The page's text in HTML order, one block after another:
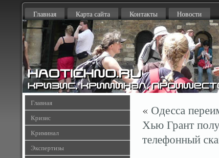
Главная Карта сайта Контакты Новости
Главная
Кризис
Криминал
Экспертизы
« Одесса
Хью Грант
телефонный